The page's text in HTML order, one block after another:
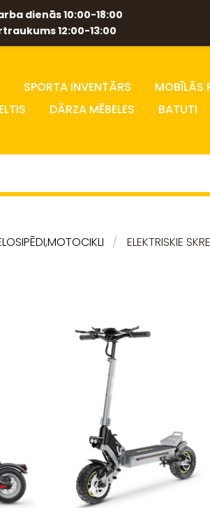
dienās 10:00-18:00
12:00-13:00
SPORTA INVENTĀRS MOBĪLĀS
DĀRZA MĒBELES BATUTI
ELEKTRISKIE